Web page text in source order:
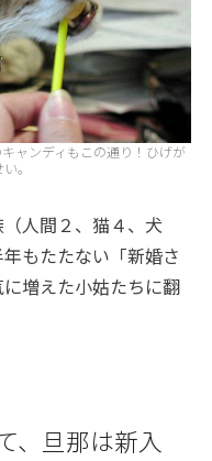
ャンディもこの通り！ひげが
。
人間２、猫４、犬
もたたない「新婚さ
増えた小姑たちに翻
、旦那は新入